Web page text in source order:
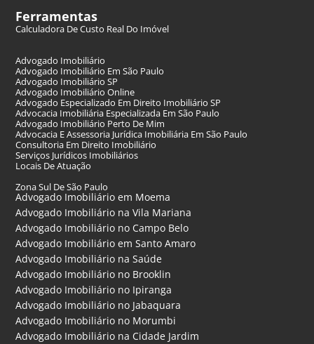
Ferramentas
Calculadora De Custo Real Do Imóvel
Advogado Imobiliário
Advogado Imobiliário Em São Paulo
Advogado Imobiliário SP
Advogado Imobiliário Online
Advogado Especializado Em Direito Imobiliário SP
Advocacia Imobiliária Especializada Em São Paulo
Advogado Imobiliário Perto De Mim
Advocacia E Assessoria Jurídica Imobiliária Em São Paulo
Consultoria Em Direito Imobiliário
Serviços Jurídicos Imobiliários
Locais De Atuação
Zona Sul De São Paulo
Advogado Imobiliário em Moema
Advogado Imobiliário na Vila Mariana
Advogado Imobiliário no Campo Belo
Advogado Imobiliário em Santo Amaro
Advogado Imobiliário na Saúde
Advogado Imobiliário no Brooklin
Advogado Imobiliário no Ipiranga
Advogado Imobiliário no Jabaquara
Advogado Imobiliário no Morumbi
Advogado Imobiliário na Cidade Jardim